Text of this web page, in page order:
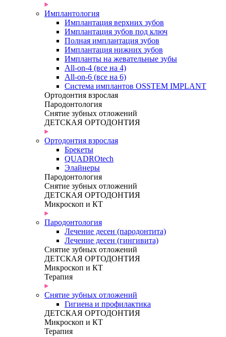
Имплантология
Имплантация верхних зубов
Имплантация зубов под ключ
Полная имплантация зубов
Имплантация нижних зубов
Импланты на жевательные зубы
All-on-4 (все на 4)
All-on-6 (все на 6)
Система имплантов OSSTEM IMPLANT
Ортодонтия взрослая
Пародонтология
Снятие зубных отложений
ДЕТСКАЯ ОРТОДОНТИЯ
Ортодонтия взрослая
Брекеты
QUADROtech
Элайнеры
Пародонтология
Снятие зубных отложений
ДЕТСКАЯ ОРТОДОНТИЯ
Микроскоп и КТ
Пародонтология
Лечение десен (пародонтита)
Лечение десен (гингивита)
Снятие зубных отложений
ДЕТСКАЯ ОРТОДОНТИЯ
Микроскоп и КТ
Терапия
Снятие зубных отложений
Гигиена и профилактика
ДЕТСКАЯ ОРТОДОНТИЯ
Микроскоп и КТ
Терапия